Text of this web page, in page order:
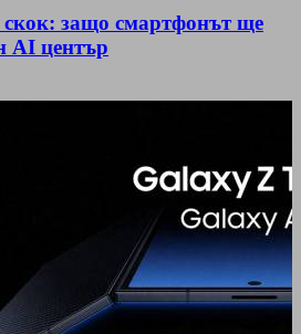
защо смартфонът ще
AI център